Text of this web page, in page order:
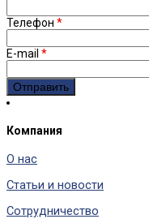
Телефон *
E-mail *
Компания
О нас
Статьи и новости
Сотрудничество